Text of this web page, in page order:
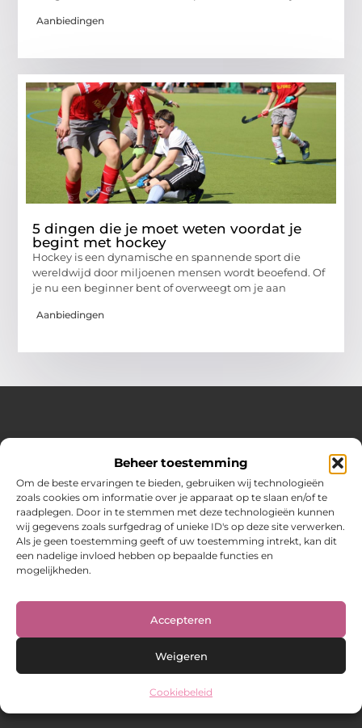
Beheer toestemming
Om de beste ervaringen te bieden, gebruiken wij technologieën
zoals cookies om informatie over je apparaat op te slaan en/of te
raadplegen. Door in te stemmen met deze technologieën kunnen
wij gegevens zoals surfgedrag of unieke ID's op deze site verwerken.
Als je geen toestemming geeft of uw toestemming intrekt, kan dit
een nadelige invloed hebben op bepaalde functies en
mogelijkheden.
Accepteren
Weigeren
Cookiebeleid
Aanbiedingen
5 dingen die je moet weten voordat je
begint met hockey
Hockey is een dynamische en spannende sport die
wereldwijd door miljoenen mensen wordt beoefend. Of
je nu een beginner bent of overweegt om je aan
Aanbiedingen
Jouw bron voor inspiratie en praktische tips voor het
Verken een gevarieerde selectie blogs en artikelen boordevol
handige adviezen en verrassende inzichten om elke dag
optimaal te benutten.
Bericht categorie
@2025 www.hot-spark.nl. All Right Reserved.